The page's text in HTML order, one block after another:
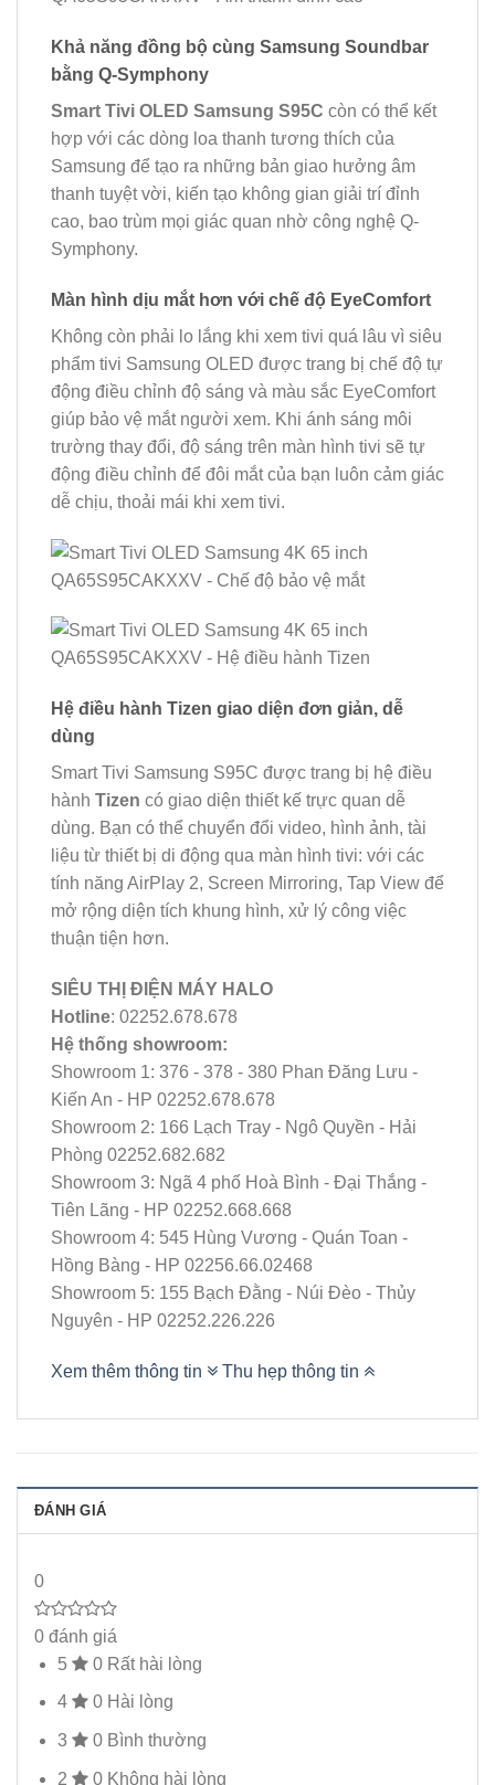
Khả năng đồng bộ cùng Samsung Soundbar
bằng Q-Symphony
Smart Tivi OLED Samsung S95C còn có thể kết
hợp với các dòng loa thanh tương thích của
Samsung để tạo ra những bản giao hưởng âm
thanh tuyệt vời, kiến tạo không gian giải trí đỉnh
cao, bao trùm mọi giác quan nhờ công nghệ Q-
Symphony.
Màn hình dịu mắt hơn với chế độ EyeComfort
Không còn phải lo lắng khi xem tivi quá lâu vì siêu
phẩm tivi Samsung OLED được trang bị chế độ tự
động điều chỉnh độ sáng và màu sắc EyeComfort
giúp bảo vệ mắt người xem. Khi ánh sáng môi
trường thay đổi, độ sáng trên màn hình tivi sẽ tự
động điều chỉnh để đôi mắt của bạn luôn cảm giác
dễ chịu, thoải mái khi xem tivi.
Hệ điều hành Tizen giao diện đơn giản, dễ
dùng
Smart Tivi Samsung S95C được trang bị hệ điều
hành Tizen có giao diện thiết kế trực quan dễ
dùng. Bạn có thể chuyển đổi video, hình ảnh, tài
liệu từ thiết bị di động qua màn hình tivi: với các
tính năng AirPlay 2, Screen Mirroring, Tap View để
mở rộng diện tích khung hình, xử lý công việc
thuận tiện hơn.
SIÊU THỊ ĐIỆN MÁY HALO
Hotline: 02252.678.678
Hệ thống showroom:
Showroom 1: 376 - 378 - 380 Phan Đăng Lưu -
Kiến An - HP 02252.678.678
Showroom 2: 166 Lạch Tray - Ngô Quyền - Hải
Phòng 02252.682.682
Showroom 3: Ngã 4 phố Hoà Bình - Đại Thắng -
Tiên Lãng - HP 02252.668.668
Showroom 4: 545 Hùng Vương - Quán Toan -
Hồng Bàng - HP 02256.66.02468
Showroom 5: 155 Bạch Đằng - Núi Đèo - Thủy
Nguyên - HP 02252.226.226
Xem thêm thông tin Thu hẹp thông tin
ĐÁNH GIÁ
0
0 đánh giá
5
0 Rất hài lòng
4 0 Hài lòng
3 0 Bình thường
2 0 Không hài lòng